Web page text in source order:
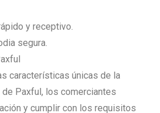
y receptivo.
segura.
características únicas de la
Paxful, los comerciantes
y cumplir con los requisitos